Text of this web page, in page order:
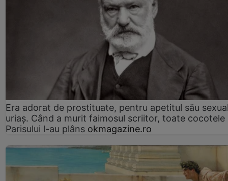
Era adorat de prostituate, pentru apetitul său
uriaș. Când a murit faimosul scriitor, toate cocotele
Parisului l-au plâns okmagazine.ro